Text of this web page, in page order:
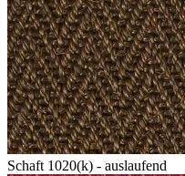
Schaft 1020(k) - auslaufend